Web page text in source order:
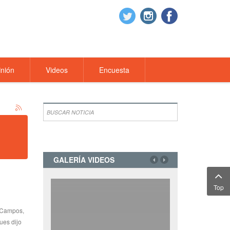
Videos Encuesta
dijo
GALERÍA VIDEOS
Top